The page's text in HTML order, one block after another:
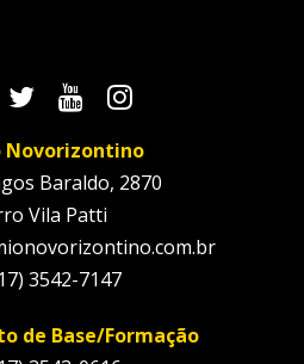
Novorizontino
Baraldo, 2870
Vila Patti
3542-7147
de Base/Formação